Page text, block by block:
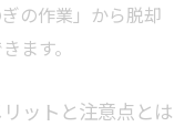
の作業」から脱却
ます。
ットと注意点とは